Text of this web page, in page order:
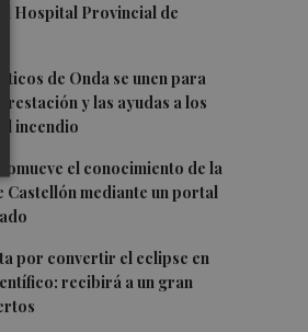
el Hospital Provincial de
de Onda se unen para
y las ayudas a los
incendio
el conocimiento de la
Castellón mediante un portal
por convertir el eclipse en
recibirá a un gran